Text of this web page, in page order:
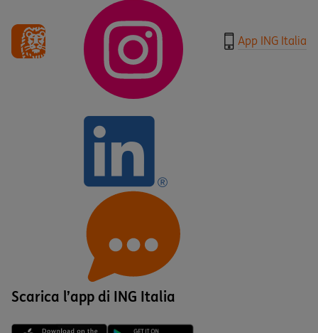
App ING Italia
Scarica l’app di ING Italia